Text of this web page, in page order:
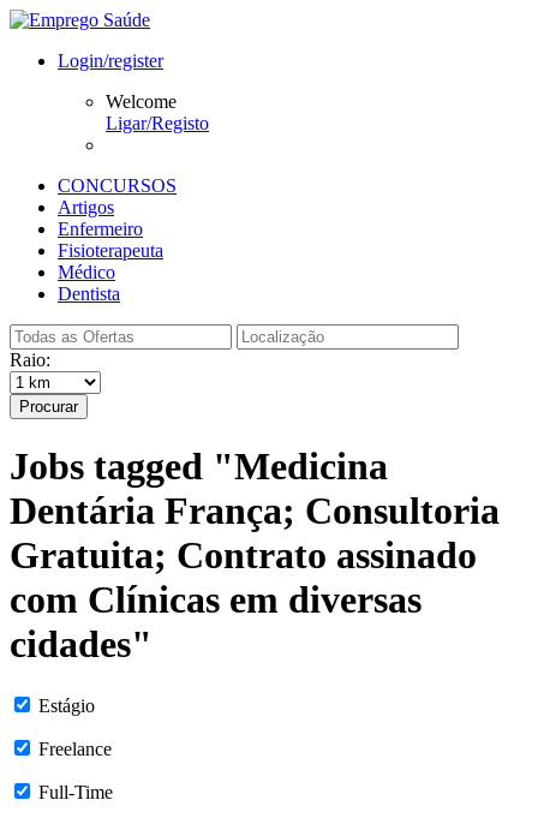
Login/register
Welcome
Ligar/Registo
CONCURSOS
Artigos
Enfermeiro
Fisioterapeuta
Médico
Dentista
Raio:
Procurar
Jobs tagged "Medicina
Dentária França; Consultoria
Gratuita; Contrato assinado
com Clínicas em diversas
cidades"
Estágio
Freelance
Full-Time